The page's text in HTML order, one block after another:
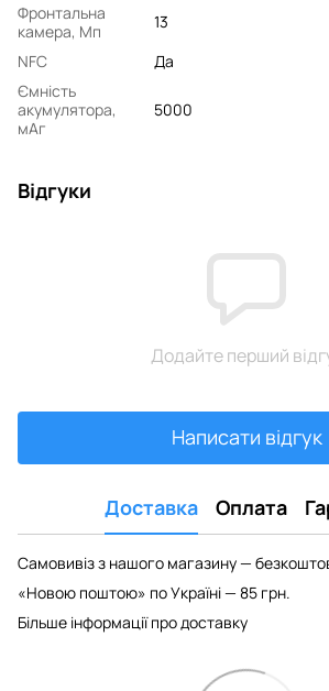
Фронтальна
камера, Мп
13
NFC
Да
Ємність
акумулятора,
мАг
5000
Відгуки
Додайте перший
Написати відгук
Доставка Оплата
Самовивіз з нашого магазину —
«Новою поштою» по Україні — 85 грн.
Більше інформації про доставку